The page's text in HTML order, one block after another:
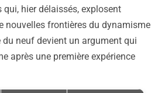
qui, hier délaissés, explosent
nouvelles frontières du dynamisme
neuf devient un argument qui
après une première expérience